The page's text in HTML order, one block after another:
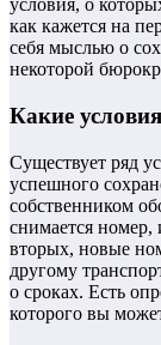
условия, о
как кажется на
себя мыслью о
некоторой
Какие
Существует ряд
успешного
собственником
снимается номер,
вторых, новые
другому
о сроках. Есть
которого вы